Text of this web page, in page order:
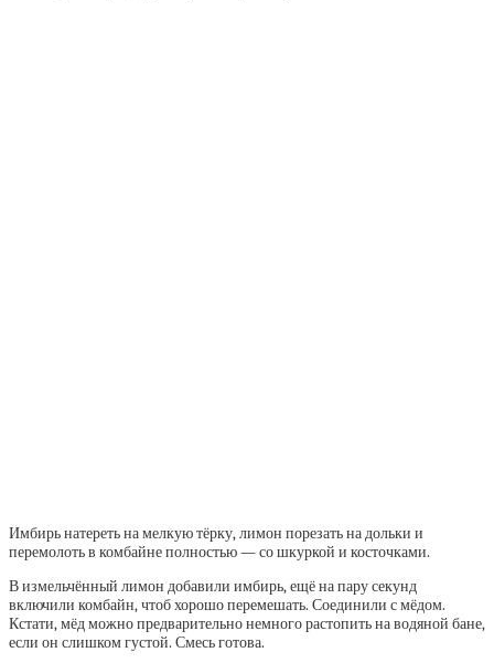
Имбирь натереть на мелкую тёрку, лимон порезать на дольки и
перемолоть в комбайне полностью — со шкуркой и косточками.
В измельчённый лимон добавили имбирь, ещё на пару секунд
включили комбайн, чтоб хорошо перемешать. Соединили с мёдом.
Кстати, мёд можно предварительно немного растопить на водяной бане,
если он слишком густой. Смесь готова.